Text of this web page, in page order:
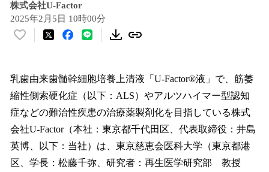
株式会社U-Factor
2025年2月5日 10時00分
い
！
数
を
読
み
込
み
中
乳歯由来歯髄幹細胞培養上清液「U-Factor®液」で、筋萎
縮性側索硬化症（以下：ALS）やアルツハイマー型認知
症などの難治性疾患の治療薬製剤化を目指している株式
会社U-Factor（本社：東京都千代田区、代表取締役：井島
英博、以下：当社）は、東京慈恵会医科大学（東京都港
区、学長：松藤千弥、研究者：再生医学研究部 教授